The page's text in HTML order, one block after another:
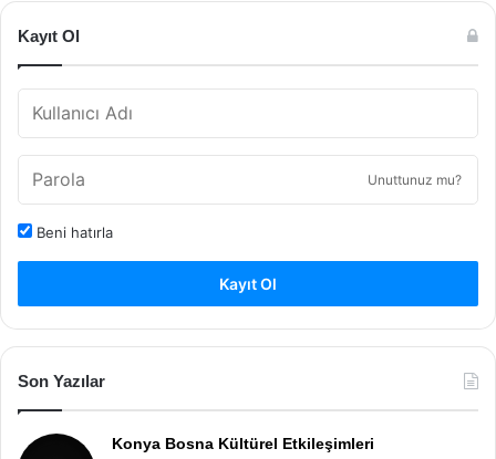
Kayıt Ol
Unuttunuz mu?
Beni hatırla
Kayıt Ol
Son Yazılar
Konya Bosna Kültürel Etkileşimleri